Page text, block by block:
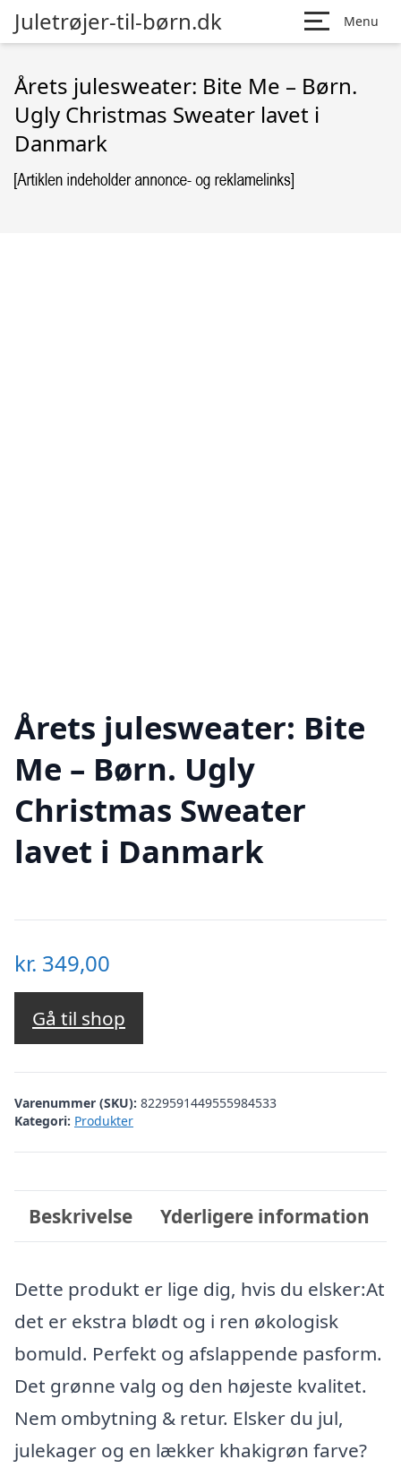
Juletrøjer-til-børn.dk Menu
Årets julesweater: Bite Me – Børn.
Ugly Christmas Sweater lavet i
Danmark
Årets julesweater: Bite
Me – Børn. Ugly
Christmas Sweater
lavet i Danmark
kr. 349,00
Gå til shop
Varenummer (SKU): 8229591449555984533
Kategori: Produkter
Beskrivelse Yderligere information
Dette produkt er lige dig, hvis du elsker:At
det er ekstra blødt og i ren økologisk
bomuld. Perfekt og afslappende pasform.
Det grønne valg og den højeste kvalitet.
Nem ombytning & retur. Elsker du jul,
julekager og en lækker khakigrøn farve?